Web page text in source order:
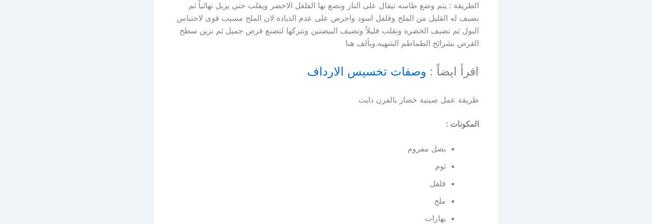
الطريقة : يتم وضع طاسه تيفال على النار ونضع بها الفلفل الاخضر ويقلب حتي يزبل نهائياً ثم
نضيف له القليل من الملح وفلفل اسود واحرص على عدم الذياده لان الملح مسبب قوى لاحتباس
البول ثم نضيف الخضره ونقلب قليلاً ونضيف البيضتين ونتركها لتصنع قرص جميل ثم نزين سطح
القرص بشرائح الطماطم الشهيه.وبألف هنا
اقرأ ايضاً : وصفات تخسيس الارداف
طريقة عمل صينية خضار بالفرن دايت
المكونات :
بصل مفروم
ثوم
فلفل
ملح
بهارات